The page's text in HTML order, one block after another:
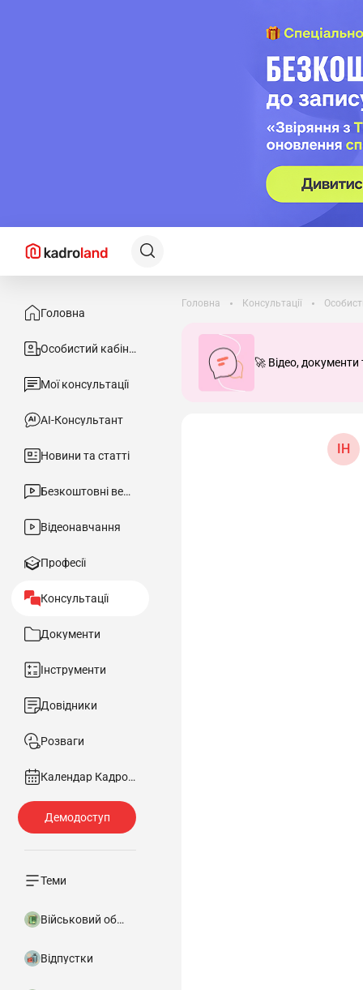
Головна
Особистий кабінет
Мої консультації
АІ-Консультант
Новини та статті
Безкоштовні вебінари
Відеонавчання
Професії
Консультації
Документи
Інструменти
Довідники
Розваги
Календар Кадровика
Теми
Військовий облік
Відпустки
Головна Консультації
🚀 Відео, документи
ІН